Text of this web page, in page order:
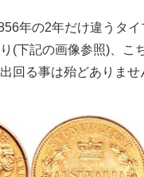
年の2年だけ違うタ
(下記の画像参照)、こ
回る事は殆どありませ